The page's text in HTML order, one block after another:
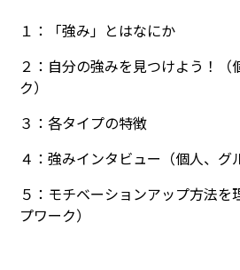
１：「強み」とはなにか
２：自分の強みを見つけよう！（
ク）
３：各タイプの特徴
４：強みインタビュー（個人、グ
５：モチベーションアップ方法を
プワーク）